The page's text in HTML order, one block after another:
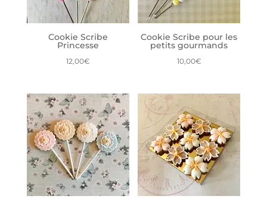
Cookie Scribe
Princesse
12,00€
Cookie Scribe pour les
petits gourmands
10,00€